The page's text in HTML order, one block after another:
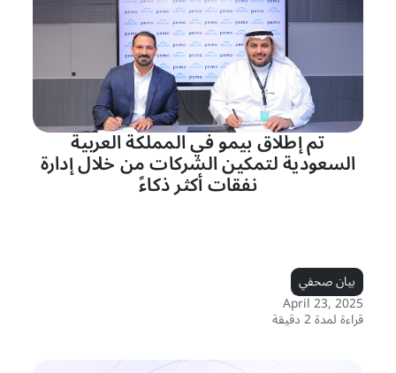
تم إطلاق بيمو في المملكة العربية
السعودية لتمكين الشركات من خلال إدارة
نفقات أكثر ذكاءً
بيان صحفي
April 23, 2025
قراءة لمدة 2 دقيقة